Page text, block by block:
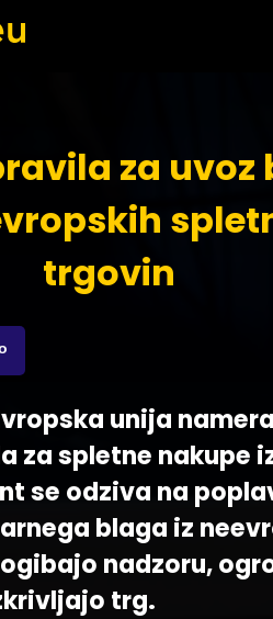
za uvoz
trgovin
unija
za spletne nakupe
se odziva na
blaga iz
nadzoru,
trg.